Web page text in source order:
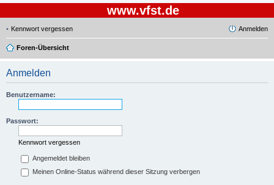
www.vfst.de
Kennwort vergessen Anmelden
Foren-Übersicht
Anmelden
Benutzername:
Passwort:
Kennwort vergessen
Angemeldet bleiben
Meinen Online-Status während dieser Sitzung verbergen